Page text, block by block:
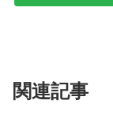
関連記事